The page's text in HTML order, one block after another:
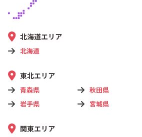
北海道エリア
北海道
東北エリア
青森県 秋田県
岩手県
宮城県
関東エリア